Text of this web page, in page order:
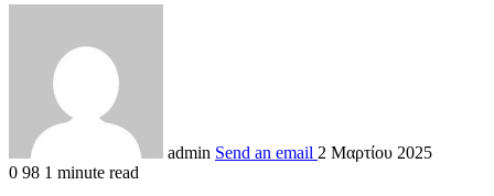
admin Send an email 2 Μαρτίου 2025
0 98 1 minute read